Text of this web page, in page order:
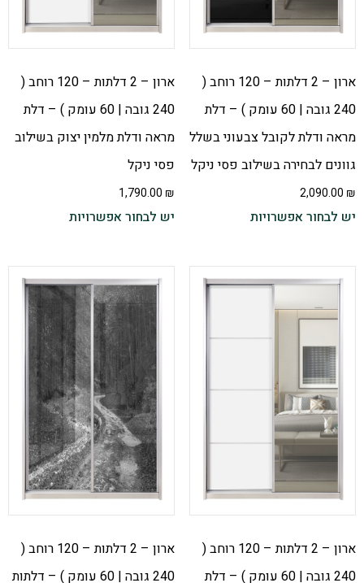
ארון – 2 דלתות – 120 רוחב (
240 גובה | 60 עומק ) – דלת
מראה ודלת לקובל צבעוני בשלל
גוונים לבחירה בשילוב פסי ניקל
2,090.00 ₪
יש לבחור אפשרויות
ארון – 2 דלתות – 120 רוחב (
240 גובה | 60 עומק ) – דלת
מראה ודלת מלמין יצוק בשילוב
פסי ניקל
1,790.00 ₪
יש לבחור אפשרויות
ארון – 2 דלתות – 120 רוחב (
240 גובה | 60 עומק ) – דלת
ארון – 2 דלתות – 120 רוחב (
240 גובה | 60 עומק ) – דלתות